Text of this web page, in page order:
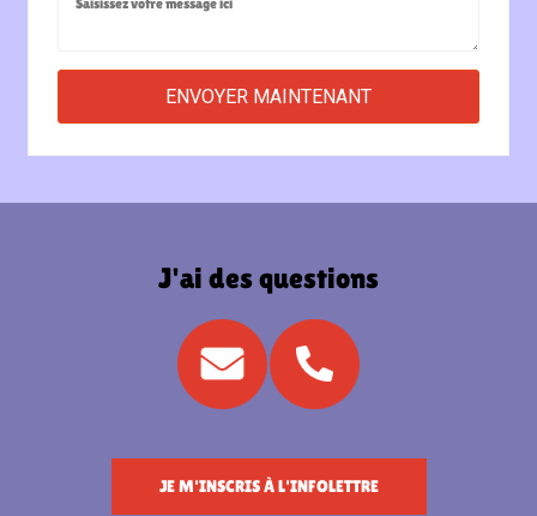
J'ai des questions
JE M'INSCRIS À L'INFOLETTRE